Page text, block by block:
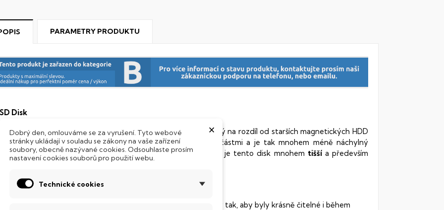
PARAMETRY PRODUKTU
Disk
notebook je vybavenSSD(Solid State Drive) diskem, který na rozdíl od starších magnetických HDD
Disk Drive) disků nedisponuje žádnými pohyblivými součástmi a je tak mnohem méně náchylný
poškození. Díky použití elektronické soustavy je tento disk mnohem tišší a především
mnohem
práci s daty.
klávesnice
systém úsporných LED diod osvítí jednotlivé klávesy tak, aby byly krásně čitelné i během
×
Dobrý den, omlouváme se za vyrušení. Tyto webové
stránky ukládají v souladu se zákony na vaše zařízení
soubory, obecně nazývané cookies. Odsouhlaste prosím
nastavení cookies souborů pro použití webu.
Technické cookies